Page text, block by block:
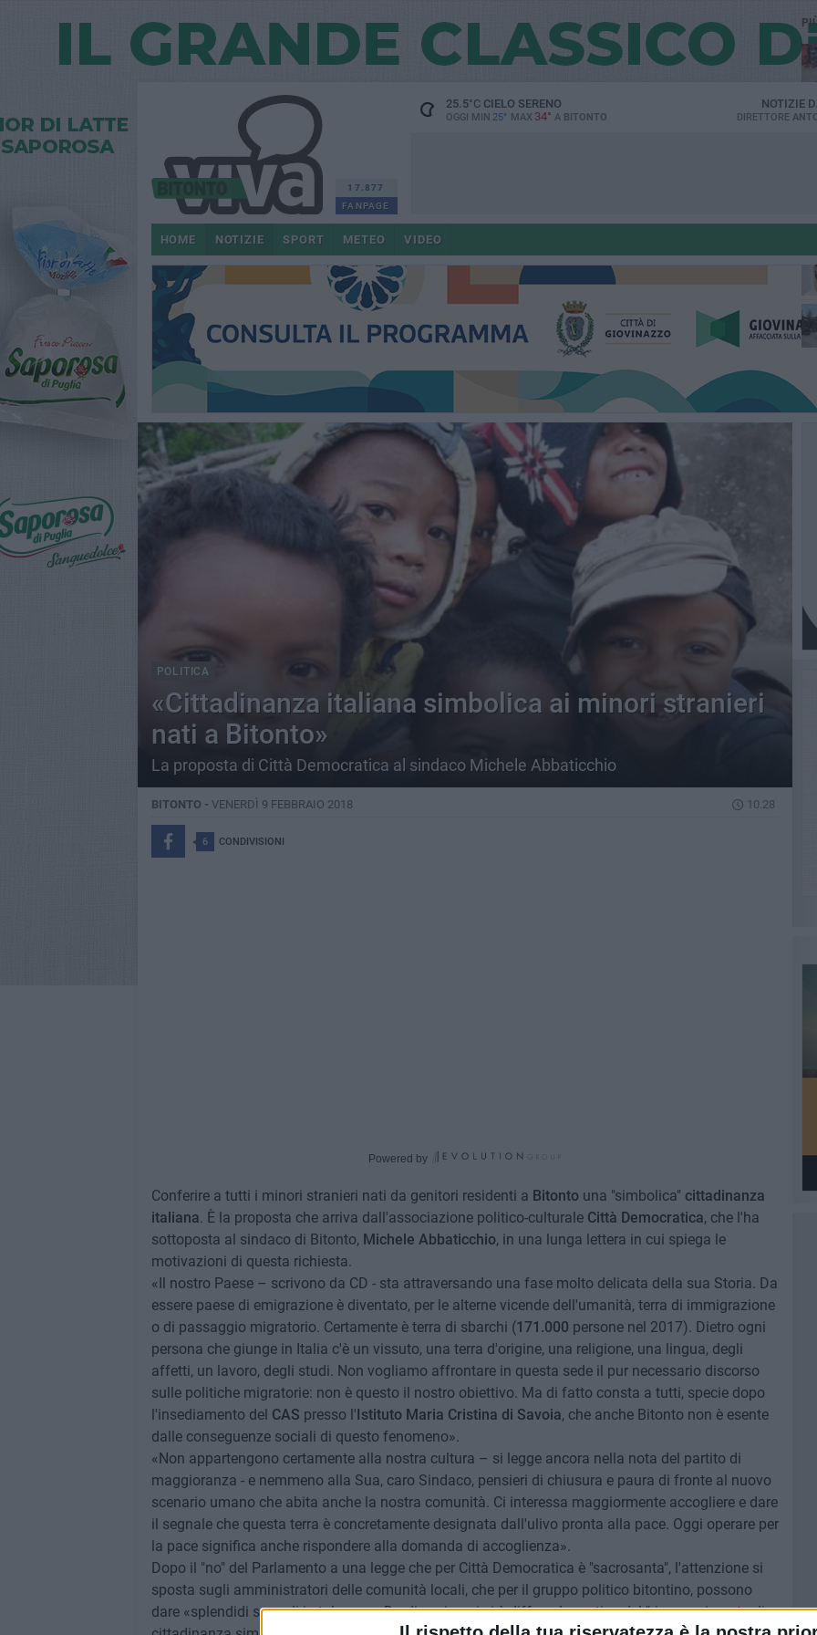
17.877
FANPAGE
25.5°CCIELO SERENO
OGGI MIN 25° MAX 34° A BITONTO
NOTIZIE
DIRETTORE
HOME NOTIZIE SPORT METEO VIDEO
POLITICA
«Cittadinanza italiana simbolica ai minori stranieri
nati a Bitonto»
La proposta di Città Democratica al sindaco Michele Abbaticchio
BITONTO - VENERDÌ 9 FEBBRAIO 2018 10.28
6 CONDIVISIONI
Powered by
Conferire a tutti i minori stranieri nati da genitori residenti a Bitonto una "simbolica" cittadinanza
italiana. È la proposta che arriva dall'associazione politico-culturale Città Democratica, che l'ha
sottoposta al sindaco di Bitonto, Michele Abbaticchio, in una lunga lettera in cui spiega le
motivazioni di questa richiesta.
«Il nostro Paese – scrivono da CD - sta attraversando una fase molto delicata della sua Storia. Da
essere paese di emigrazione è diventato, per le alterne vicende dell'umanità, terra di immigrazione
o di passaggio migratorio. Certamente è terra di sbarchi (171.000 persone nel 2017). Dietro ogni
persona che giunge in Italia c'è un vissuto, una terra d'origine, una religione, una lingua, degli
affetti, un lavoro, degli studi. Non vogliamo affrontare in questa sede il pur necessario discorso
sulle politiche migratorie: non è questo il nostro obiettivo. Ma di fatto consta a tutti, specie dopo
l'insediamento del CAS presso l'Istituto Maria Cristina di Savoia, che anche Bitonto non è esente
dalle conseguenze sociali di questo fenomeno».
«Non appartengono certamente alla nostra cultura – si legge ancora nella nota del partito di
maggioranza - e nemmeno alla Sua, caro Sindaco, pensieri di chiusura e paura di fronte al nuovo
scenario umano che abita anche la nostra comunità. Ci interessa maggiormente accogliere e dare
il segnale che questa terra è concretamente designata dall'ulivo pronta alla pace. Oggi operare per
la pace significa anche rispondere alla domanda di accoglienza».
Dopo il "no" del Parlamento a una legge che per Città Democratica è "sacrosanta", l'attenzione si
sposta sugli amministratori delle comunità locali, che per il gruppo politico bitontino, possono
dare «splendidi segnali in tal senso. Da diversi anni si è diffusa la pratica del "riconoscimento di